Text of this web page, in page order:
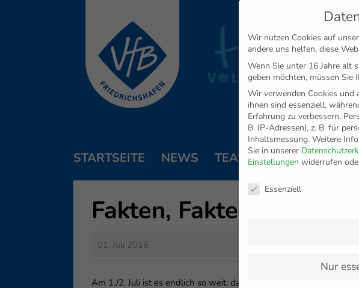
STARTSEITE NEWS TEAM TICKETS
Fakten, Fakten, Fakten
01. Juli 2016
Am 1./2. Juli ist es endlich so weit: dann schmettern die DVV-
Wir nutzen Cookies auf
andere uns helfen, diese
Wenn Sie unter 16 Jahre alt
geben möchten, müssen Sie
Wir verwenden Cookies und
ihnen sind essenziell,
Erfahrung zu verbessern.
B. IP-Adressen), z. B. für
Inhaltsmessung. Weitere
Sie in unserer
Einstellungen widerrufen
Datenschutzeinstellungen
Essenziell
Nur